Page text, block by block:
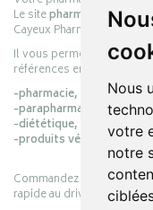
Nous
votre
notre
Le sitepharmacie-
Cayeux Pharmabest
Il vous permet de réaliser
références en :
-pharmacie,
-parapharmacie,
-diététique,
-produits vétérinaires.
Commandez simplement
rapide au drive ou la